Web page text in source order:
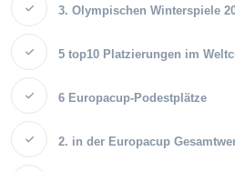
3. Olympischen Winterspiele
5 top10 Platzierungen im
6 Europacup-Podestplätze
2. in der Europacup